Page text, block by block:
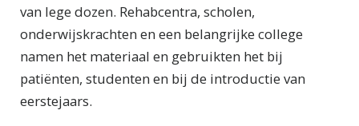
van lege dozen. Rehabcentra, scholen,
onderwijskrachten en een belangrijke college
namen het materiaal en gebruikten het bij
patiënten, studenten en bij de introductie van
eerstejaars.